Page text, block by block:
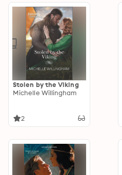
Stolen by the Viking
Michelle Willingham
2